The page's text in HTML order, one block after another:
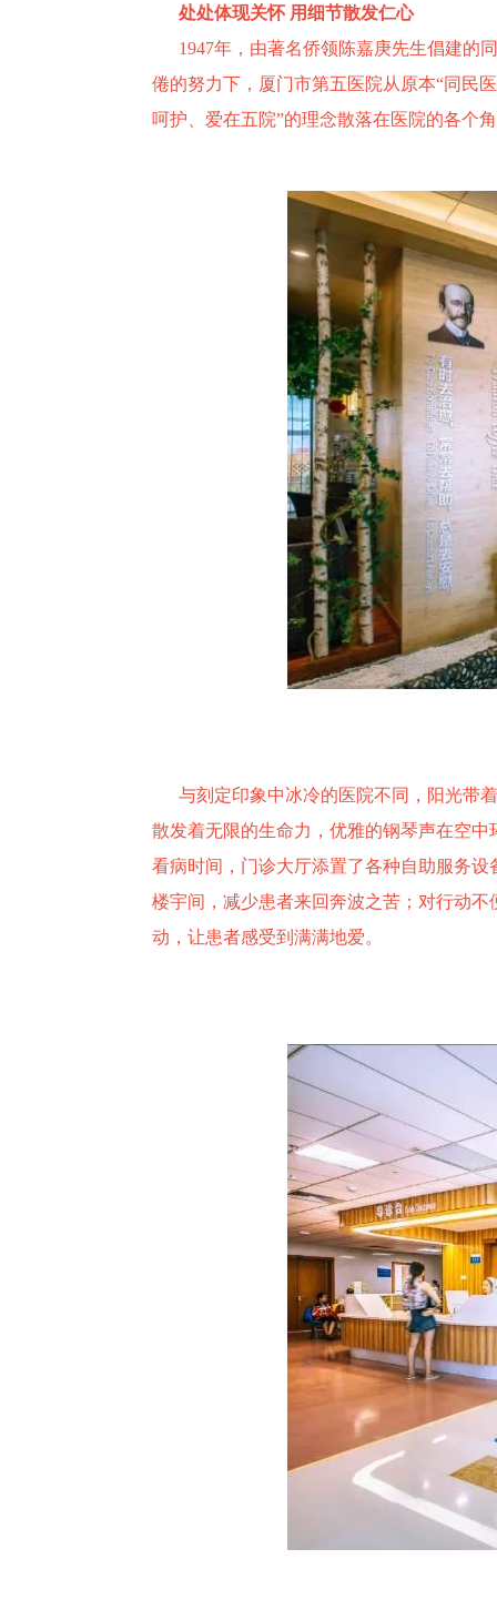
处处体现关怀 用细节散发仁心
1947年，由著名侨领陈嘉庚先生倡建的
倦的努力下，厦门市第五医院从原本“同民
呵护、爱在五院”的理念散落在医院的各个
与刻定印象中冰冷的医院不同，阳光带
散发着无限的生命力，优雅的钢琴声在空
看病时间，门诊大厅添置了各种自助服务
楼宇间，减少患者来回奔波之苦；对行动
动，让患者感受到满满地爱。